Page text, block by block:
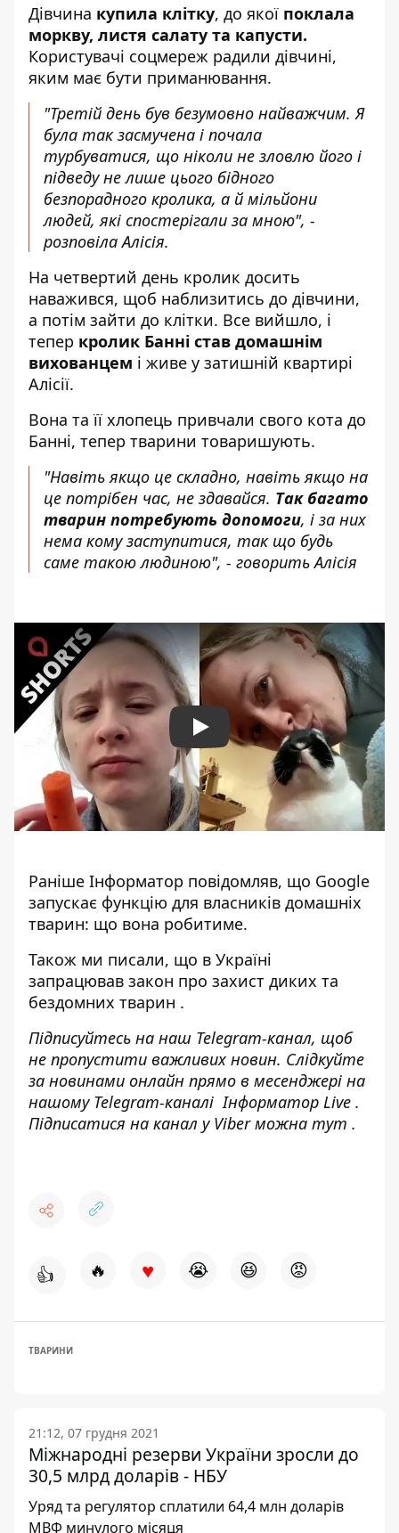
Дівчина купила клітку, до якої поклала
моркву, листя салату та капусти.
Користувачі соцмереж радили дівчині,
яким має бути приманювання.
"Третій день був безумовно найважчим. Я
була так засмучена і почала
турбуватися, що ніколи не зловлю його і
підведу не лише цього бідного
безпорадного кролика, а й мільйони
людей, які спостерігали за мною", -
розповіла Алісія.
На четвертий день кролик досить
наважився, щоб наблизитись до дівчини,
а потім зайти до клітки. Все вийшло, і
тепер кролик Банні став домашнім
вихованцем і живе у затишній квартирі
Алісії.
Вона та її хлопець привчали свого кота до
Банні, тепер тварини товаришують.
"Навіть якщо це складно, навіть якщо на
це потрібен час, не здавайся. Так багато
тварин потребують допомоги, і за них
нема кому заступитися, так що будь
саме такою людиною", - говорить Алісія
Play
Раніше Інформатор повідомляв, що Google
запускає функцію для власників домашніх
тварин: що вона робитиме.
Також ми писали, що в Україні
запрацював закон про захист диких та
бездомних тварин .
Підписуйтесь на наш Telegram-канал, щоб
не пропустити важливих новин. Слідкуйте
за новинами онлайн прямо в месенджері на
нашому Telegram-каналі Інформатор Live .
Підписатися на канал у Viber можна тут .
👍 🔥 ♥ 😭 😆 😡
ТВАРИНИ
21:12, 07 грудня 2021
Міжнародні резерви України зросли до
30,5 млрд доларів - НБУ
Уряд та регулятор сплатили 64,4 млн доларів
МВФ минулого місяця